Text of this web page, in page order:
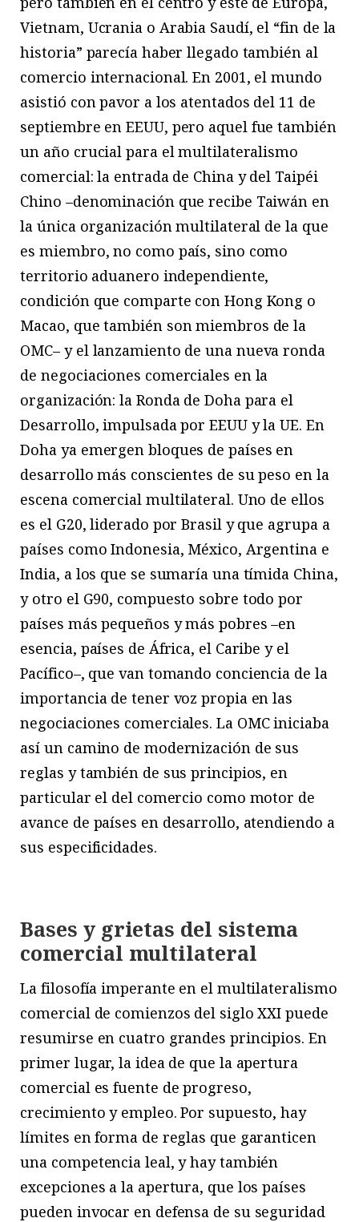
Vietnam, Ucrania o Arabia Saudí, el “fin de la
historia” parecía haber llegado también al
comercio internacional. En 2001, el mundo
asistió con pavor a los atentados del 11 de
septiembre en EEUU, pero aquel fue también
un año crucial para el multilateralismo
comercial: la entrada de China y del Taipéi
Chino –denominación que recibe Taiwán en
la única organización multilateral de la que
es miembro, no como país, sino como
territorio aduanero independiente,
condición que comparte con Hong Kong o
Macao, que también son miembros de la
OMC– y el lanzamiento de una nueva ronda
de negociaciones comerciales en la
organización: la Ronda de Doha para el
Desarrollo, impulsada por EEUU y la UE. En
Doha ya emergen bloques de países en
desarrollo más conscientes de su peso en la
escena comercial multilateral. Uno de ellos
es el G20, liderado por Brasil y que agrupa a
países como Indonesia, México, Argentina e
India, a los que se sumaría una tímida China,
y otro el G90, compuesto sobre todo por
países más pequeños y más pobres –en
esencia, países de África, el Caribe y el
Pacífico–, que van tomando conciencia de la
importancia de tener voz propia en las
negociaciones comerciales. La OMC iniciaba
así un camino de modernización de sus
reglas y también de sus principios, en
particular el del comercio como motor de
avance de países en desarrollo, atendiendo a
sus especificidades.
Bases y grietas del sistema
comercial multilateral
La filosofía imperante en el multilateralismo
comercial de comienzos del siglo XXI puede
resumirse en cuatro grandes principios. En
primer lugar, la idea de que la apertura
comercial es fuente de progreso,
crecimiento y empleo. Por supuesto, hay
límites en forma de reglas que garanticen
una competencia leal, y hay también
excepciones a la apertura, que los países
pueden invocar en defensa de su seguridad